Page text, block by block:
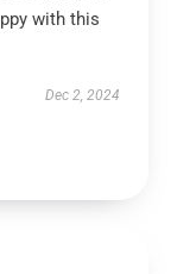
with this
Dec 2, 2024